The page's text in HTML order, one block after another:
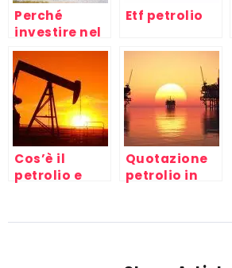
Perché
investire nel
petrolio?
Etf petrolio
Cos’è il
petrolio e
Quotazione
petrolio in